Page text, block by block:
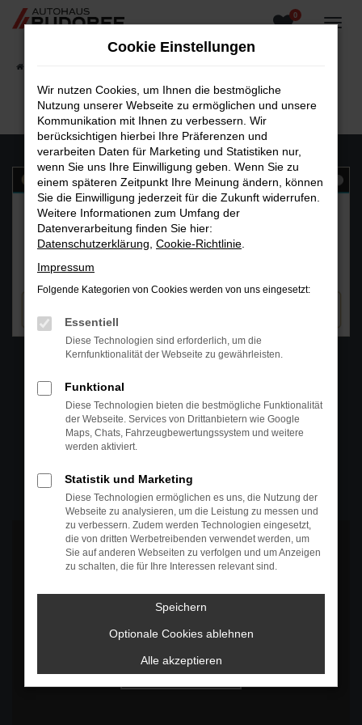
Zum
0
WhatsAPP
Telefon
+49 4295 557
Öffnungszeiten
MO-DO: 07:30 bis 18:00 Uhr
FR: 07:30 bis 17:30 Uhr
Es wird versucht, Inhalte vonwww.google.comzu laden. Dabei
können Daten an Dritte weitergegeben werden. Wenn Sie damit
Bestätigen
Cookie Einstellungen
Wir nutzen Cookies, um Ihnen die bestmögliche
Nutzung unserer Webseite zu ermöglichen und unsere
Kommunikation mit Ihnen zu verbessern. Wir
berücksichtigen hierbei Ihre Präferenzen und
verarbeiten Daten für Marketing und Statistiken nur,
wenn Sie uns Ihre Einwilligung geben. Wenn Sie zu
einem späteren Zeitpunkt Ihre Meinung ändern, können
Sie die Einwilligung jederzeit für die Zukunft widerrufen.
Weitere Informationen zum Umfang der
Datenverarbeitung finden Sie hier:
Datenschutzerklärung Cookie-Richtlinie
Impressum
Folgende Kategorien von Cookies werden von uns eingesetzt:
Essentiell
Diese Technologien sind erforderlich, um die
Kernfunktionalität der Webseite zu gewährleisten.
Funktional
Diese Technologien bieten die bestmögliche Funktionalität
der Webseite. Services von Drittanbietern wie Google
Maps, Chats, Fahrzeugbewertungssystem und weitere
werden aktiviert.
Statistik und Marketing
Diese Technologien ermöglichen es uns, die Nutzung der
Webseite zu analysieren, um die Leistung zu messen und
zu verbessern. Zudem werden Technologien eingesetzt,
die von dritten Werbetreibenden verwendet werden, um
Sie auf anderen Webseiten zu verfolgen und um Anzeigen
zu schalten, die für Ihre Interessen relevant sind.
Speichern
Optionale Cookies ablehnen
Alle akzeptieren